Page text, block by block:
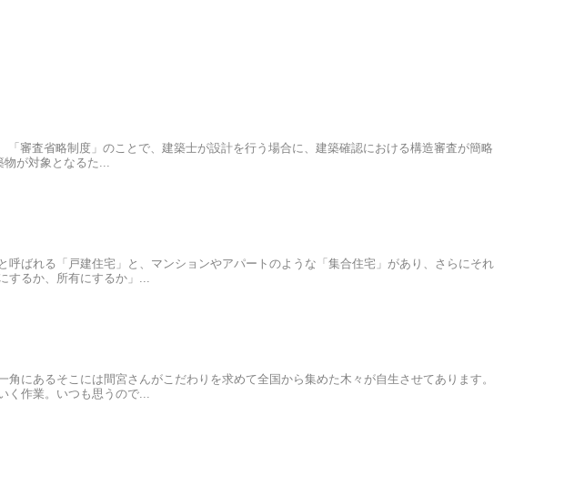
審査省略制度」のことで、建築士が設計を行う場合に、建築確認における構造審査が簡略
が対象となるた...
ばれる「戸建住宅」と、マンションやアパートのような「集合住宅」があり、さらにそれ
するか、所有にするか」...
にあるそこには間宮さんがこだわりを求めて全国から集めた木々が自生させてあります。
く作業。いつも思うので...